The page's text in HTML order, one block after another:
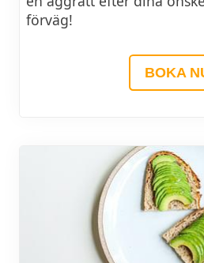
förväg!
BOKA